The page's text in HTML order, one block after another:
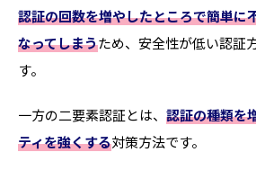
認証の回数を増やしたところで簡単に
なってしまうため、安全性が低い認証
す。
一方の二要素認証とは、 認証の種類を
ティを強くする対策方法です。